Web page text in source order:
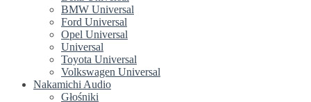
BMW Universal
Ford Universal
Opel Universal
Universal
Toyota Universal
Volkswagen Universal
Nakamichi Audio
Głośniki